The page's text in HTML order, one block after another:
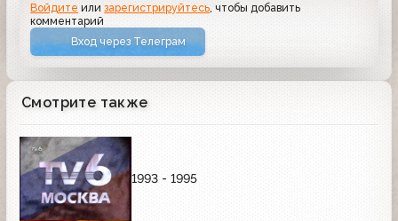
Войдите илизарегистрируйтесь, чтобы добавить
комментарий
Вход через Телеграм
Смотрите также
1993 - 1995